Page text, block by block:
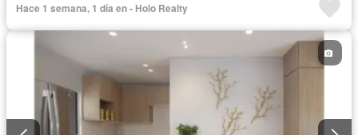
Gimnasio
Gas natural Seguridad
Piscina
Cancha de tenis
Hace 1 semana, 1 día en - Holo Realty